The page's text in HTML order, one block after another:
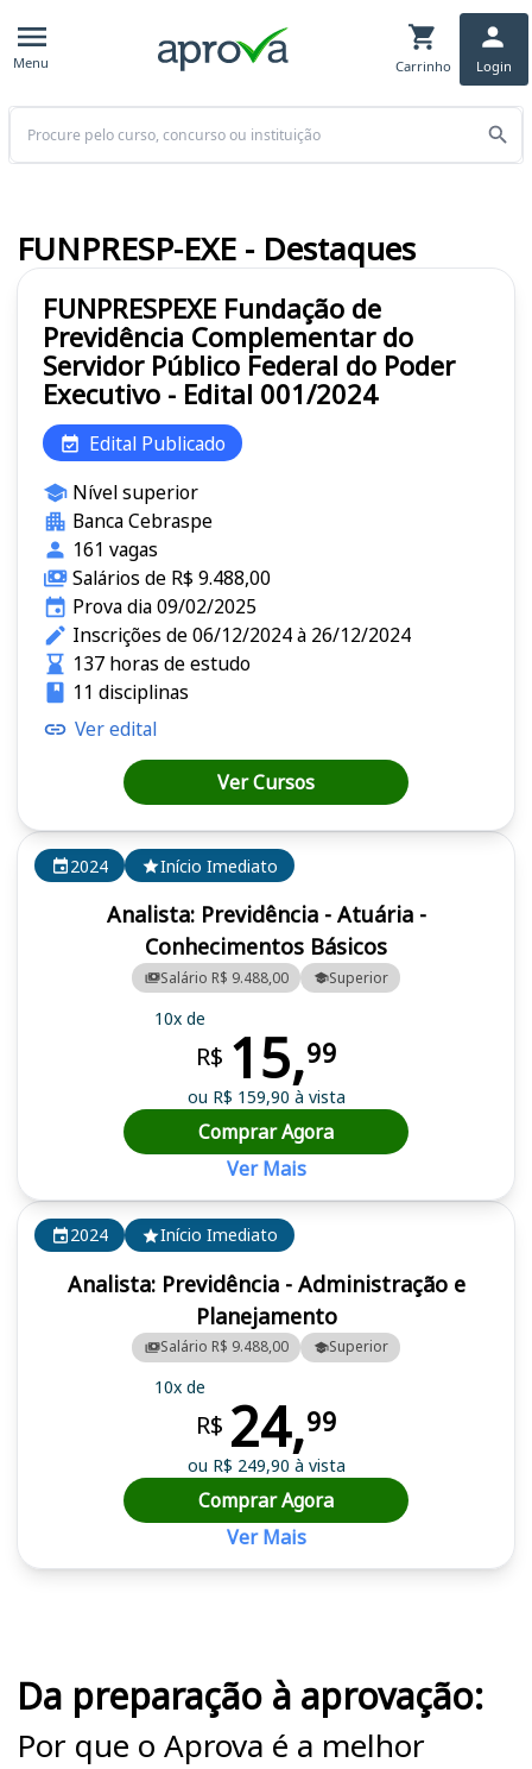
Menu Carrinho Login
Buscar
2024 Início Imediato
Analista: Previdência - Administração e
Planejamento
Salário R$ 9.488,00 Superior
10x de
R$ 24,99
ou R$ 249,90 à vista
Comprar Agora
Ver Mais
2024 Início Imediato
Analista: Previdência - Atuária -
Conhecimentos Básicos
Salário R$ 9.488,00 Superior
10x de
R$ 15,99
ou R$ 159,90 à vista
Comprar Agora
Ver Mais
FUNPRESPEXE Fundação de
Previdência Complementar do
Servidor Público Federal do Poder
Executivo - Edital 001/2024
Edital Publicado
Nível superior
Banca Cebraspe
161 vagas
Salários de R$ 9.488,00
Prova dia 09/02/2025
Inscrições de 06/12/2024 à 26/12/2024
137 horas de estudo
11 disciplinas
Ver edital
Ver Cursos
FUNPRESP-EXE - Destaques
Da preparação à aprovação:
Por que o Aprova é a melhor